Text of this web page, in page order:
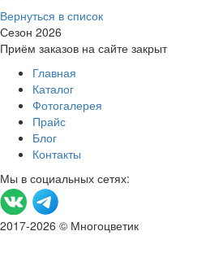
Вернуться в список
Сезон 2026
Приём заказов на сайте закрыт
Главная
Каталог
Фотогалерея
Прайс
Блог
Контакты
Мы в социальных сетях:
2017-2026 © Многоцветик